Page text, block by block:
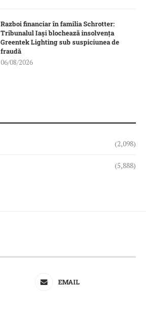
Razboi financiar în familia Schrotter:
Tribunalul Iași blochează insolvența
Greentek Lighting sub suspiciunea de
fraudă
06/08/2026
(2,098)
(5,888)
EMAIL